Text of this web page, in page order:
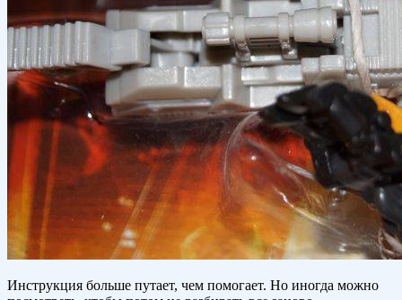
Инструкция больше путает, чем помогает. Но иногда можно